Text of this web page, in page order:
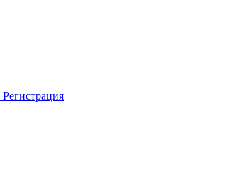
Регистрация